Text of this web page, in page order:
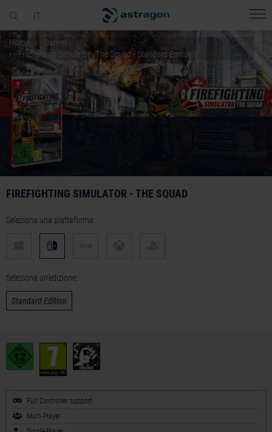
IT
Home
Games
Firefighting Simulator - The Squad - Standard Edition
FIREFIGHTING SIMULATOR - THE SQUAD
Seleziona una piattaforma:
Seleziona un’edizione:
Standard Edition
Full Controller support
Multi-Player